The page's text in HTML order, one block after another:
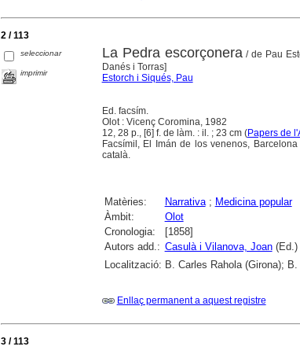
2 / 113
seleccionar
imprimir
La Pedra escorçonera/ de Pau
Danés i Torras]
Estorch i Siqués, Pau
Ed. facsím.
Olot : Vicenç Coromina, 1982
12, 28 p., [6] f. de làm. : il. ; 23 cm (Papers de
Facsímil, El Imán de los venenos,
català.
Matèries: Narrativa; Medicina popular
Àmbit:
Olot
Cronologia:
[1858]
Autors add.: Casulà i Vilanova, Joan(Ed.)
Localització: B. Carles Rahola (Girona);
Enllaç permanent a aquest registre
3 / 113